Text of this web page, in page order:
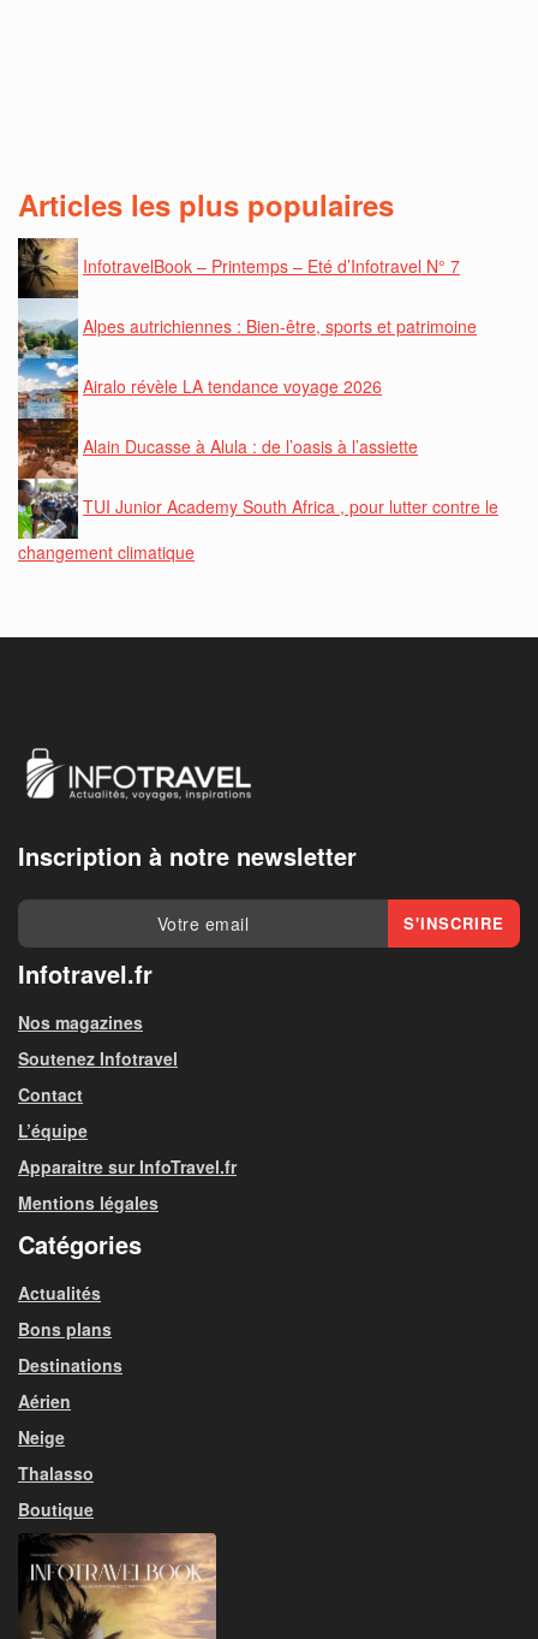
Articles les plus populaires
InfotravelBook – Printemps – Eté d’Infotravel N° 7
Alpes autrichiennes : Bien-être, sports et patrimoine
Airalo révèle LA tendance voyage 2026
Alain Ducasse à Alula : de l’oasis à l’assiette
TUI Junior Academy South Africa , pour lutter contre le
changement climatique
Inscription à notre newsletter
Infotravel.fr
Nos magazines
Soutenez Infotravel
Contact
L’équipe
Apparaitre sur InfoTravel.fr
Mentions légales
Catégories
Actualités
Bons plans
Destinations
Aérien
Neige
Thalasso
Boutique